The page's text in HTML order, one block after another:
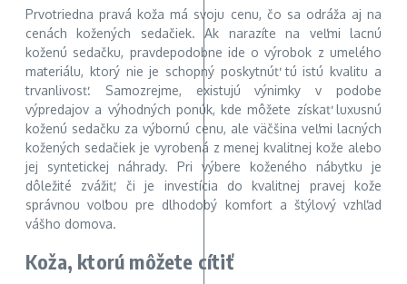
Prvotriedna pravá koža má svoju cenu, čo sa odráža aj na
cenách kožených sedačiek. Ak narazíte na veľmi lacnú
koženú sedačku, pravdepodobne ide o výrobok z umelého
materiálu, ktorý nie je schopný poskytnúť tú istú kvalitu a
trvanlivosť. Samozrejme, existujú výnimky v podobe
výpredajov a výhodných ponúk, kde môžete získať luxusnú
koženú sedačku za výbornú cenu, ale väčšina veľmi lacných
kožených sedačiek je vyrobená z menej kvalitnej kože alebo
jej syntetickej náhrady. Pri výbere koženého nábytku je
dôležité zvážiť, či je investícia do kvalitnej pravej kože
správnou voľbou pre dlhodobý komfort a štýlový vzhľad
vášho domova.
Koža, ktorú môžete cítiť